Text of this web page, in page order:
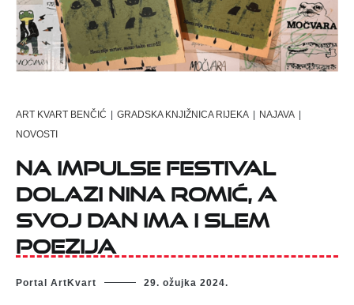
ART KVART BENČIĆ | GRADSKA KNJIŽNICA RIJEKA | NAJAVA |
NOVOSTI
Na Impulse Festival
dolazi Nina Romić, a
svoj dan ima i slem
poezija
Portal ArtKvart 29. ožujka 2024.